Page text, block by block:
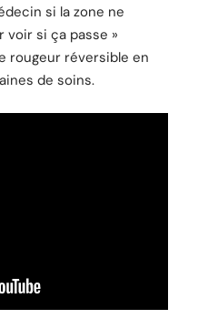
si la zone ne
voir si ça passe »
rougeur réversible en
de soins.